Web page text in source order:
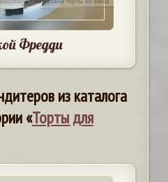
Фредди
из каталога
«Торты для